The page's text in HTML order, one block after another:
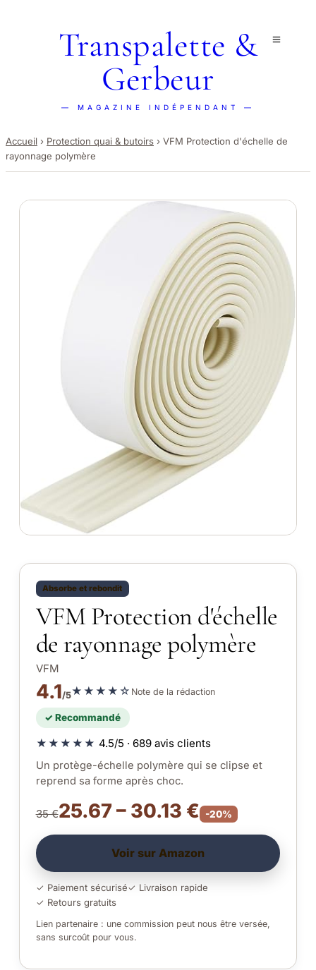
Transpalette &
Gerbeur
— MAGAZINE INDÉPENDANT —
Accueil › Protection quai & butoirs › VFM Protection d'échelle de
rayonnage polymère
Absorbe et rebondit
VFM Protection d'échelle
de rayonnage polymère
VFM
4.1/5★★★★☆ Note de la rédaction
✓ Recommandé
★★★★★ 4.5/5 · 689 avis clients
Un protège-échelle polymère qui se clipse et
reprend sa forme après choc.
35 €25.67 – 30.13 € -20%
Voir sur Amazon
✓ Paiement sécurisé✓ Livraison rapide
✓ Retours gratuits
Lien partenaire : une commission peut nous être versée,
sans surcoût pour vous.